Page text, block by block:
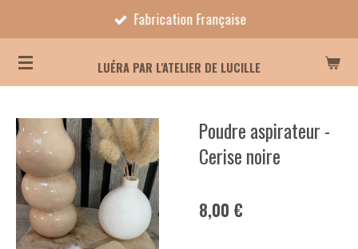
au
contenu
principal
LUÉRA PAR L'ATELIER DE LUCILLE
Fabrication Française
Poudre aspirateur -
Cerise noire
8,00 €